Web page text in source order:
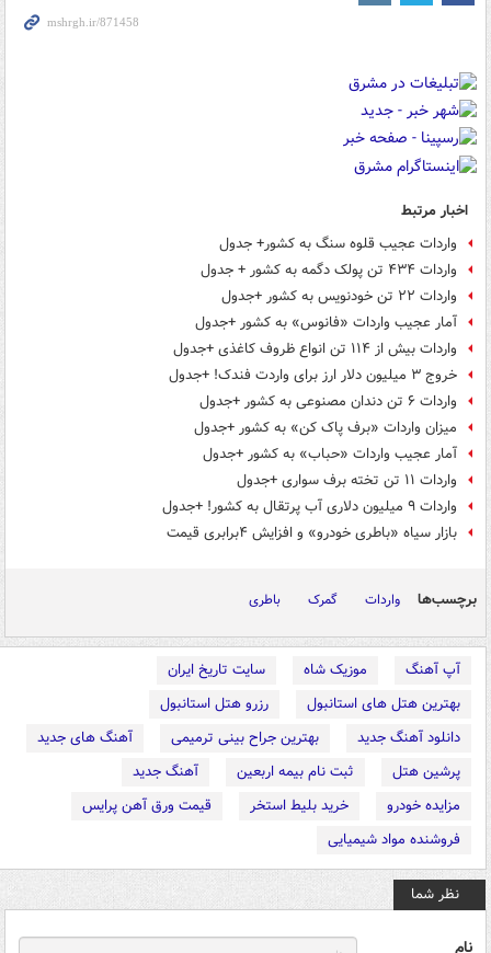
اخبار مرتبط
واردات عجیب قلوه سنگ به کشور+ جدول
واردات ۴۳۴ تن پولک دگمه به کشور + جدول
واردات ۲۲ تن خودنویس به کشور +جدول
آمار عجیب واردات «فانوس» به کشور +جدول
واردات بیش از ۱۱۴ تن انواع ظروف کاغذی +جدول
خروج ۳ میلیون دلار ارز برای واردت فندک! +جدول
واردات ۶ تن دندان مصنوعی به کشور +جدول
میزان واردات «برف پاک کن» به کشور +جدول
آمار عجیب واردات «حباب» به کشور +جدول
واردات ۱۱ تن تخته برف سواری +جدول
واردات ۹ میلیون دلاری آب پرتقال به کشور! +جدول
بازار سیاه «باطری خودرو» و افزایش ۴برابری قیمت
برچسب‌ها واردات گمرک باطری
آپ آهنگ موزیک شاه
سایت تاریخ ایران
بهترین هتل های استانبول
رزرو هتل استانبول
دانلود آهنگ جدید
بهترین جراح بینی ترمیمی
آهنگ های جدید
پرشین هتل
ثبت نام بیمه اربعین
آهنگ جدید
مزایده خودرو
خرید بلیط استخر
قیمت ورق آهن پرایس
فروشنده مواد شیمیایی
نظر شما
نام